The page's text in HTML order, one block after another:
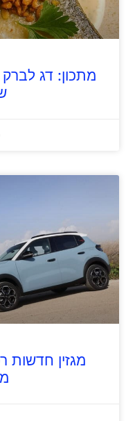
מתכון: דג
מגזין חדשות